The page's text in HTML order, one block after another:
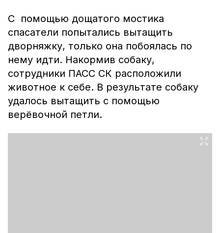
С помощью дощатого мостика
спасатели попытались вытащить
дворняжку, только она побоялась по
нему идти. Накормив собаку,
сотрудники ПАСС СК расположили
животное к себе. В результате собаку
удалось вытащить с помощью
верёвочной петли.